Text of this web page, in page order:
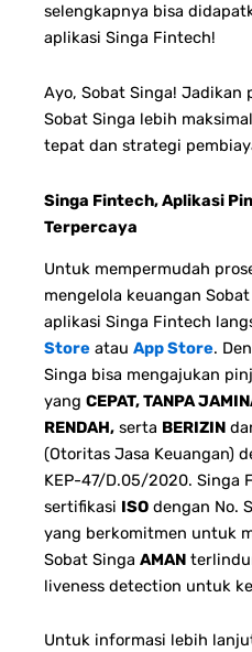
selengkapnya bisa
aplikasi Singa Fintech!
Ayo, Sobat Singa! Jadikan
Sobat Singa lebih
tepat dan strategi
Singa Fintech, Aplikasi
Terpercaya
Untuk mempermudah
mengelola keuangan
aplikasi Singa Fintech
Store atau App Store.
Singa bisa mengajukan
yang CEPAT, TANPA
RENDAH, serta BERIZIN
(Otoritas Jasa Keuangan)
KEP-47/D.05/2020. Singa
sertifikasi ISO dengan No.
yang berkomitmen untuk
Sobat Singa AMAN
liveness detection untuk
Untuk informasi lebih